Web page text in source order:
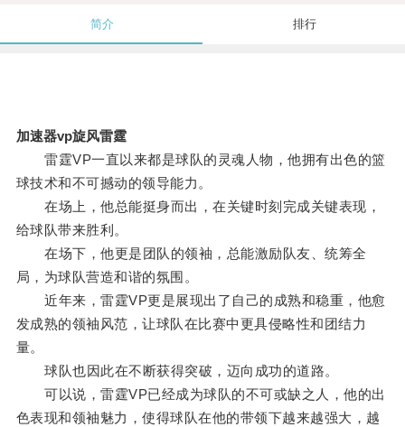
简介 排行
加速器vp旋风雷霆
雷霆VP一直以来都是球队的灵魂人物，他拥有出色的篮
球技术和不可撼动的领导能力。
在场上，他总能挺身而出，在关键时刻完成关键表现，
给球队带来胜利。
在场下，他更是团队的领袖，总能激励队友、统筹全
局，为球队营造和谐的氛围。
近年来，雷霆VP更是展现出了自己的成熟和稳重，他愈
发成熟的领袖风范，让球队在比赛中更具侵略性和团结力
量。
球队也因此在不断获得突破，迈向成功的道路。
可以说，雷霆VP已经成为球队的不可或缺之人，他的出
色表现和领袖魅力，使得球队在他的带领下越来越强大，越